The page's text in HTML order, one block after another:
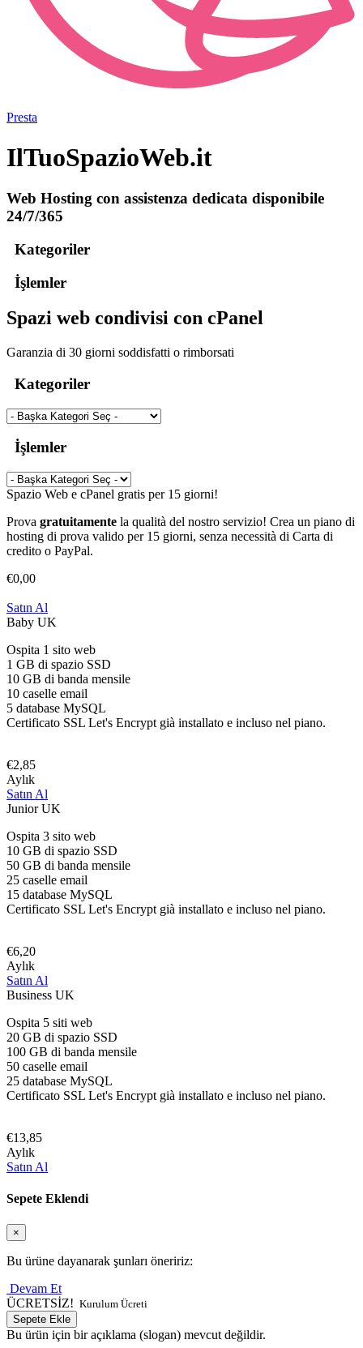
Presta
IlTuoSpazioWeb.it
Web Hosting con assistenza dedicata disponibile
24/7/365
Kategoriler
İşlemler
Spazi web condivisi con cPanel
Garanzia di 30 giorni soddisfatti o rimborsati
Kategoriler
İşlemler
Spazio Web e cPanel gratis per 15 giorni!
Prova gratuitamente la qualità del nostro servizio! Crea un piano di
hosting di prova valido per 15 giorni, senza necessità di Carta di
credito o PayPal.
€0,00
Satın Al
Baby UK
Ospita 1 sito web
1 GB di spazio SSD
10 GB di banda mensile
10 caselle email
5 database MySQL
Certificato SSL Let's Encrypt già installato e incluso nel piano.
€2,85
Aylık
Satın Al
Junior UK
Ospita 3 sito web
10 GB di spazio SSD
50 GB di banda mensile
25 caselle email
15 database MySQL
Certificato SSL Let's Encrypt già installato e incluso nel piano.
€6,20
Aylık
Satın Al
Business UK
Ospita 5 siti web
20 GB di spazio SSD
100 GB di banda mensile
50 caselle email
25 database MySQL
Certificato SSL Let's Encrypt già installato e incluso nel piano.
€13,85
Aylık
Satın Al
Sepete Eklendi
×
Bu ürüne dayanarak şunları öneririz:
Devam Et
ÜCRETSİZ! Kurulum Ücreti
Sepete Ekle
Bu ürün için bir açıklama (slogan) mevcut değildir.